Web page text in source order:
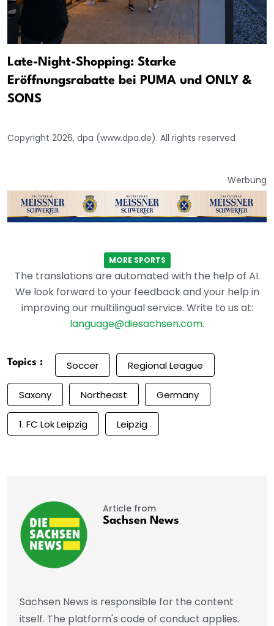
Late-Night-Shopping: Starke
Eröffnungsrabatte bei PUMA und ONLY &
SONS
Copyright 2026, dpa (www.dpa.de). All rights reserved
Werbung
MORE SPORTS
The translations are automated with the help of AI.
We look forward to your feedback and your help in
improving our multilingual service. Write to us at:
language@diesachsen.com.
Topics : Soccer Regional League
Saxony Northeast Germany
1. FC Lok Leipzig Leipzig
Article from
Sachsen News
Sachsen News is responsible for the content
itself. The platform's code of conduct applies.